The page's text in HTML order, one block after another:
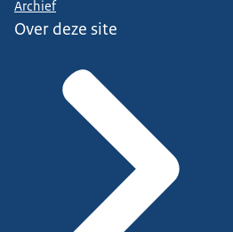
Archief
Over deze site